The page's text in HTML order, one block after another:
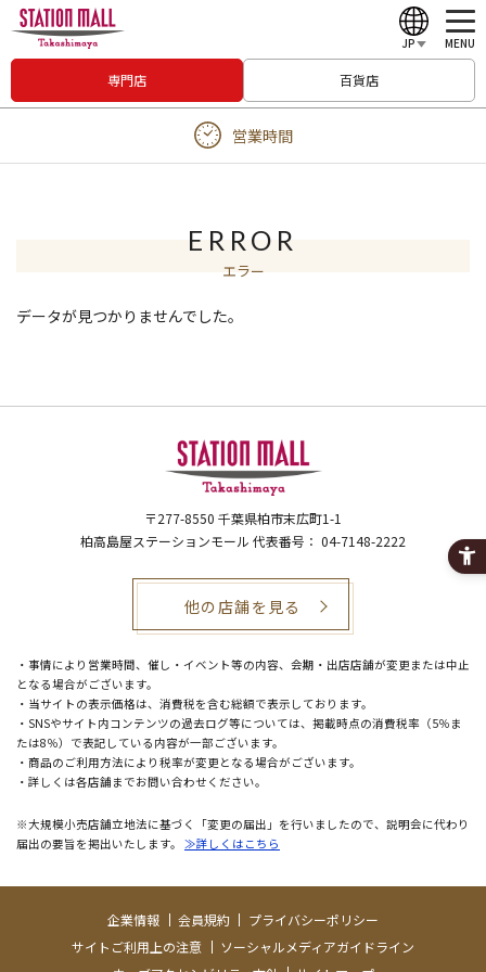
専門店 百貨店
JP
English
MENU
営業時間
ERROR
エラー
データが見つかりませんでした。
〒277-8550 千葉県柏市末広町1-1
柏高島屋ステーションモール 代表番号： 04-7148-2222
他の店舗を見る
・事情により営業時間、催し・イベント等の内容、会期・出店店舗が変更または中止
となる場合がございます。
・当サイトの表示価格は、消費税を含む総額で表示しております。
・SNSやサイト内コンテンツの過去ログ等については、掲載時点の消費税率（5％ま
たは8％）で表記している内容が一部ございます。
・商品のご利用方法により税率が変更となる場合がございます。
・詳しくは各店舗までお問い合わせください。
※大規模小売店舗立地法に基づく「変更の届出」を行いましたので、説明会に代わり
届出の要旨を掲出いたします。 ≫詳しくはこちら
企業情報 会員規約
プライバシーポリシー
サイトご利用上の注意
ソーシャルメディアガイドライン